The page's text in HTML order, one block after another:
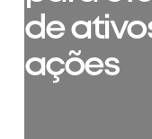
de
ações